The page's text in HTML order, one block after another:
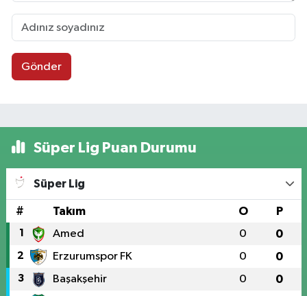
Gönder
Süper Lig Puan Durumu
Süper Lig
# Takım O P
1 Amed 0 0
2 Erzurumspor FK 0 0
3 Başakşehir 0 0